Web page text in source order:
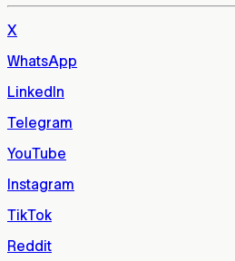
X
WhatsApp
LinkedIn
Telegram
YouTube
Instagram
TikTok
Reddit